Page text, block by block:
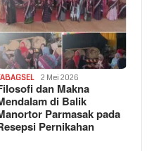
2 Mei 2026
dan Makna
di Balik
Parmasak pada
Pernikahan